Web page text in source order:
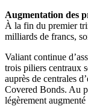
Augmentation des
À la fin du premier
milliards de francs,
Valiant continue
trois piliers centraux
auprès de centrales
Covered Bonds. Au
légèrement